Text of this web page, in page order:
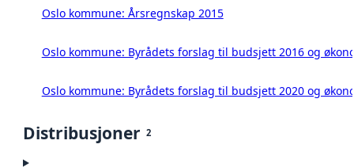
Oslo kommune: Årsregnskap 2015
Oslo kommune: Byrådets forslag til budsjett 2016 og
Oslo kommune: Byrådets forslag til budsjett 2020 og
Distribusjoner 2